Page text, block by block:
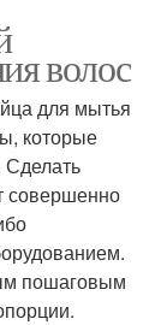
волос
для мытья
которые
совершенно
пошаговым